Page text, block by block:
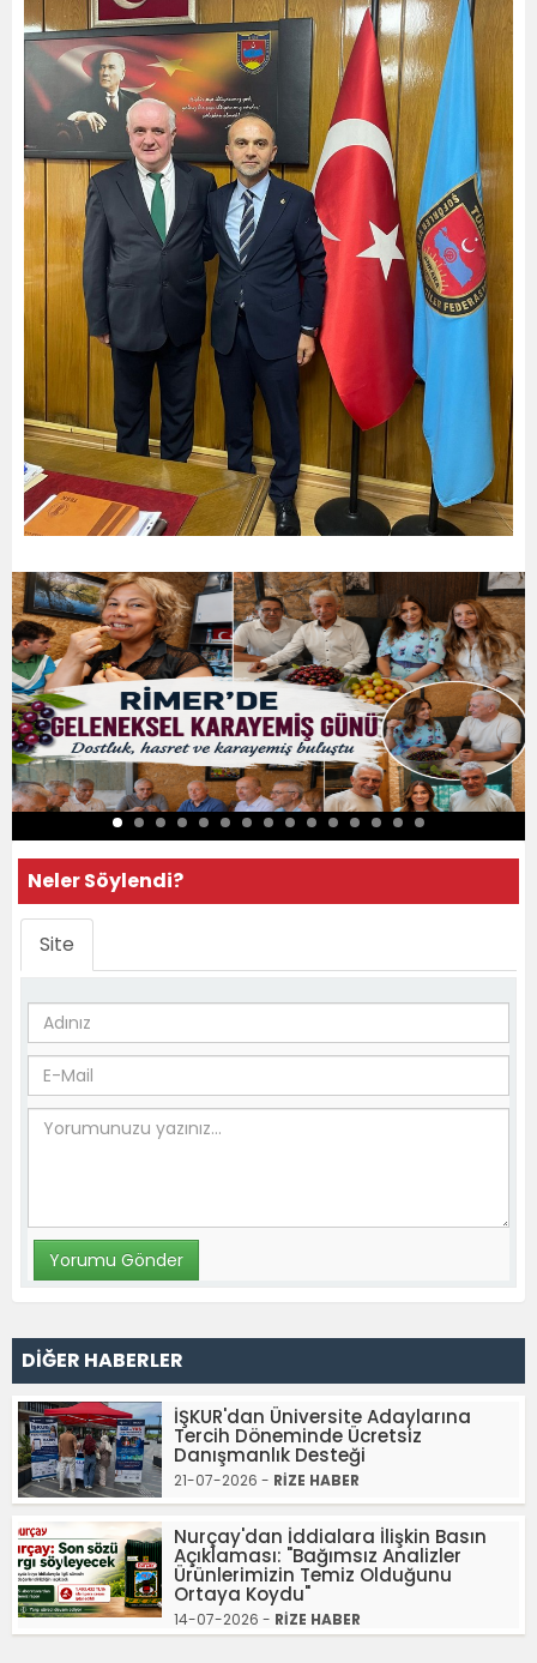
Neler Söylendi?
Site
DİĞER HABERLER
İŞKUR'dan Üniversite Adaylarına
Tercih Döneminde Ücretsiz
Danışmanlık Desteği
21-07-2026 - RİZE HABER
Nurçay'dan İddialara İlişkin Basın
Açıklaması: "Bağımsız Analizler
Ürünlerimizin Temiz Olduğunu
Ortaya Koydu"
14-07-2026 - RİZE HABER